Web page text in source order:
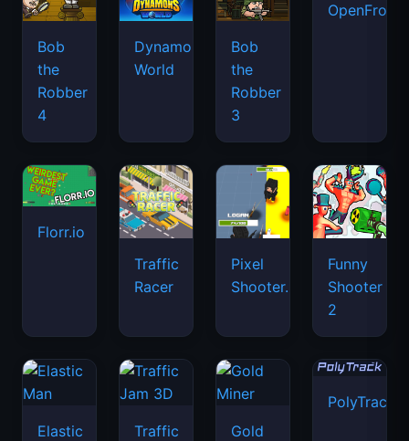
Bob
the
Robber
4
Dynamons
World
Bob
the
Robber
3
Florr.io
Traffic
Racer
Pixel
Shooter.IO
Funny
Shooter
2
Elastic
Traffic
Gold
PolyTrack